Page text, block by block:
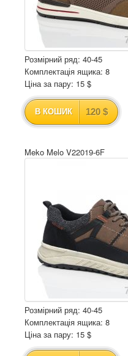
Розмірний ряд: 40-45
Комплектація ящика: 8
Ціна за пару: 15 $
В КОШИК 120 $
Meko Melo V22019-6F
Розмірний ряд: 40-45
Комплектація ящика: 8
Ціна за пару: 15 $